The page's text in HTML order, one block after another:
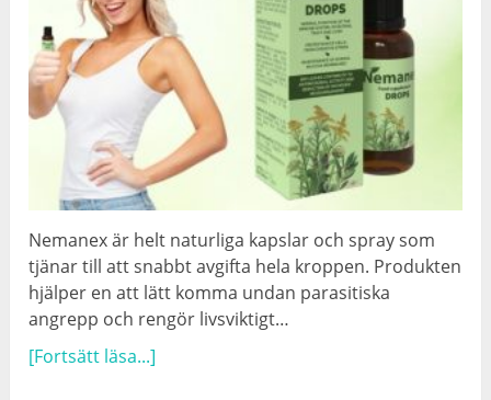
Nemanex är helt naturliga kapslar och spray som
tjänar till att snabbt avgifta hela kroppen. Produkten
hjälper en att lätt komma undan parasitiska
angrepp och rengör livsviktigt…
[Fortsätt läsa...]